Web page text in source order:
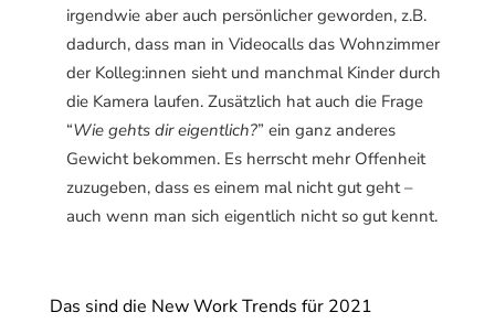
irgendwie aber auch persönlicher geworden, z.B.
dadurch, dass man in Videocalls das Wohnzimmer
der Kolleg:innen sieht und manchmal Kinder durch
die Kamera laufen. Zusätzlich hat auch die Frage
“Wie gehts dir eigentlich?” ein ganz anderes
Gewicht bekommen. Es herrscht mehr Offenheit
zuzugeben, dass es einem mal nicht gut geht –
auch wenn man sich eigentlich nicht so gut kennt.
Das sind die New Work Trends für 2021